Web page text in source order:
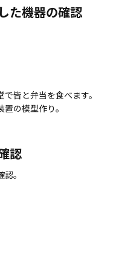
た機器の確認
皆と弁当を食べます。
の模型作り。
認
。